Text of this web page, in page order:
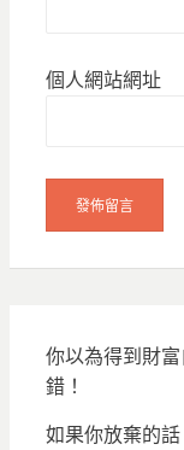
個人網站網址
你以為得到財
錯！
如果你放棄的